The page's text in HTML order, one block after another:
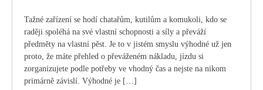
Tažné zařízení se hodí chatařům, kutilům a komukoli, kdo se
raději spoléhá na své vlastní schopnosti a síly a převáží
předměty na vlastní pěst. Je to v jistém smyslu výhodné už jen
proto, že máte přehled o převáženém nákladu, jízdu si
zorganizujete podle potřeby ve vhodný čas a nejste na nikom
primárně závislí. Výhodné je […]